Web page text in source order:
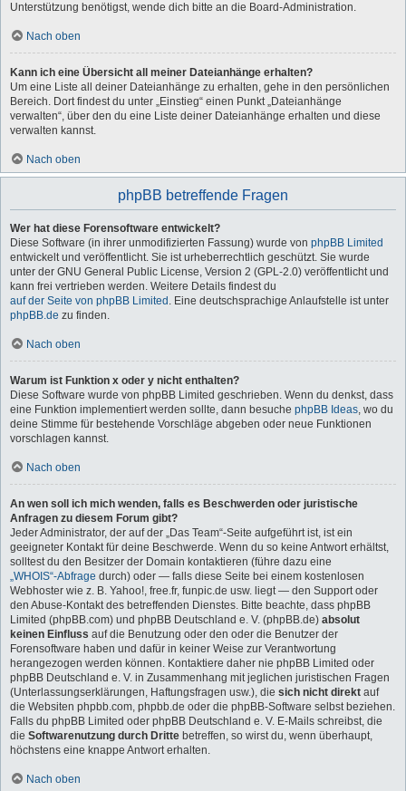
Unterstützung benötigst, wende dich bitte an die Board-Administration.
Nach oben
Kann ich eine Übersicht all meiner Dateianhänge erhalten?
Um eine Liste all deiner Dateianhänge zu erhalten, gehe in den persönlichen
Bereich. Dort findest du unter „Einstieg“ einen Punkt „Dateianhänge
verwalten“, über den du eine Liste deiner Dateianhänge erhalten und diese
verwalten kannst.
Nach oben
phpBB betreffende Fragen
Wer hat diese Forensoftware entwickelt?
Diese Software (in ihrer unmodifizierten Fassung) wurde von phpBB Limited
entwickelt und veröffentlicht. Sie ist urheberrechtlich geschützt. Sie wurde
unter der GNU General Public License, Version 2 (GPL-2.0) veröffentlicht und
kann frei vertrieben werden. Weitere Details findest du
auf der Seite von phpBB Limited . Eine deutschsprachige Anlaufstelle ist unter
phpBB.de zu finden.
Nach oben
Warum ist Funktion x oder y nicht enthalten?
Diese Software wurde von phpBB Limited geschrieben. Wenn du denkst, dass
eine Funktion implementiert werden sollte, dann besuche phpBB Ideas, wo du
deine Stimme für bestehende Vorschläge abgeben oder neue Funktionen
vorschlagen kannst.
Nach oben
An wen soll ich mich wenden, falls es Beschwerden oder juristische
Anfragen zu diesem Forum gibt?
Jeder Administrator, der auf der „Das Team“-Seite aufgeführt ist, ist ein
geeigneter Kontakt für deine Beschwerde. Wenn du so keine Antwort erhältst,
solltest du den Besitzer der Domain kontaktieren (führe dazu eine
„WHOIS“-Abfrage durch) oder — falls diese Seite bei einem kostenlosen
Webhoster wie z. B. Yahoo!, free.fr, funpic.de usw. liegt — den Support oder
den Abuse-Kontakt des betreffenden Dienstes. Bitte beachte, dass phpBB
Limited (phpBB.com) und phpBB Deutschland e. V. (phpBB.de) absolut
keinen Einfluss auf die Benutzung oder den oder die Benutzer der
Forensoftware haben und dafür in keiner Weise zur Verantwortung
herangezogen werden können. Kontaktiere daher nie phpBB Limited oder
phpBB Deutschland e. V. in Zusammenhang mit jeglichen juristischen Fragen
(Unterlassungserklärungen, Haftungsfragen usw.), die sich nicht direkt auf
die Websiten phpbb.com, phpbb.de oder die phpBB-Software selbst beziehen.
Falls du phpBB Limited oder phpBB Deutschland e. V. E-Mails schreibst, die
die Softwarenutzung durch Dritte betreffen, so wirst du, wenn überhaupt,
höchstens eine knappe Antwort erhalten.
Nach oben